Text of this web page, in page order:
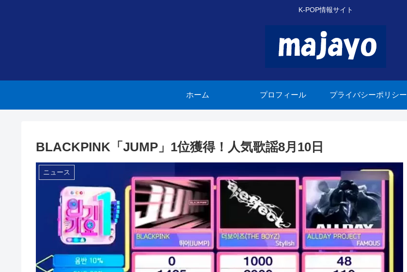
K-POP情報サイト
ホーム プロフィール プライバシーポリシー
BLACKPINK「JUMP」1位獲得！人気歌謡8月10日
ニュース